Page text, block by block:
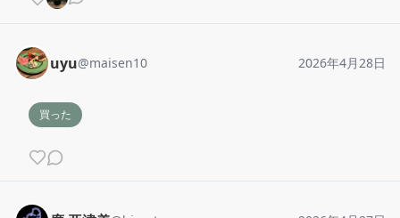
uyu@maisen10 2026年4月28日
買った